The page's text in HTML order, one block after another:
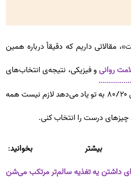
مقالاتی داریم که دقیقاً درباره همین
روانیو فیزیکی، نتیجه‌ی انتخاب‌های
ساده اما پیوسته است. اصل ۸۰/۲۰ به تو یاد می‌دهد لازم نیست همه
چیزهای درست را انتخاب کنی.
بیشتر بخوانید:
داشتن یه تغذیه سالم‌تر مرتکب می‌شن